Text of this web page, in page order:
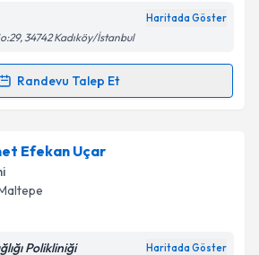
Haritada Göster
34742 Kadıköy/İstanbul
Randevu Talep Et
Talebi
Toriçin randevu takvimi talebi
uzmandan randevu almanız için bir
e-posta ile bilgilendireceğiz.
Efekan Uçar
Polikliniği Haritada Göster